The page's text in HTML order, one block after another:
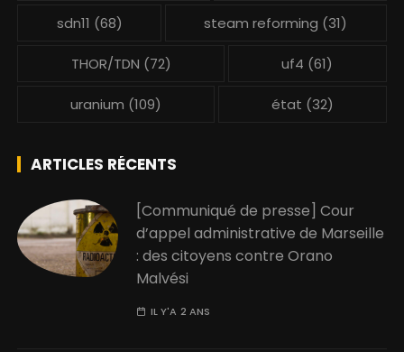
sdn11 (68) steam reforming (31)
THOR/TDN (72) uf4 (61)
uranium (109) état (32)
ARTICLES RÉCENTS
[Communiqué de presse] Cour
d’appel administrative de Marseille
: des citoyens contre Orano
Malvési
IL Y'A 2 ANS